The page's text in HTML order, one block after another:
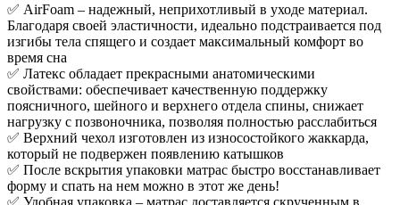
✅ AirFoam – надежный, неприхотливый в уходе материал.
Благодаря своей эластичности, идеально подстраивается под
изгибы тела спящего и создает максимальный комфорт во
время сна
✅ Латекс обладает прекрасными анатомическими
свойствами: обеспечивает качественную поддержку
поясничного, шейного и верхнего отдела спины, снижает
нагрузку с позвоночника, позволяя полностью расслабиться
✅ Верхний чехол изготовлен из износостойкого жаккарда,
который не подвержен появлению катышков
✅ После вскрытия упаковки матрас быстро восстанавливает
форму и спать на нем можно в этот же день!
✅ Удобная упаковка – матрас доставляется скрученным в